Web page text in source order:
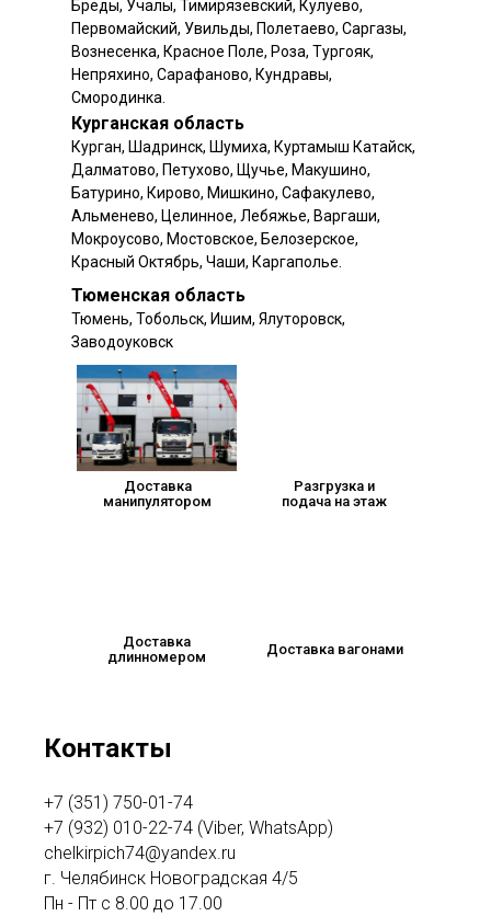
Курганская область
Тюменская область
Бреды, Учалы, Тимирязевский, Кулуево,
Первомайский, Увильды, Полетаево, Саргазы,
Вознесенка, Красное Поле, Роза, Тургояк,
Непряхино, Сарафаново, Кундравы,
Смородинка.
Курган, Шадринск, Шумиха, Куртамыш Катайск,
Далматово, Петухово, Щучье, Макушино,
Батурино, Кирово, Мишкино, Сафакулево,
Альменево, Целинное, Лебяжье, Варгаши,
Мокроусово, Мостовское, Белозерское,
Красный Октябрь, Чаши, Каргаполье.
Тюмень, Тобольск, Ишим, Ялуторовск,
Заводоуковск
Доставка
манипулятором
Доставка
длинномером
Разгрузка и
подача на этаж
Доставка вагонами
Контакты
+7 (351) 750-01-74
+7 (932) 010-22-74 (Viber, WhatsApp)
chelkirpich74@yandex.ru
г. Челябинск Новоградская 4/5
Пн - Пт с 8.00 до 17.00